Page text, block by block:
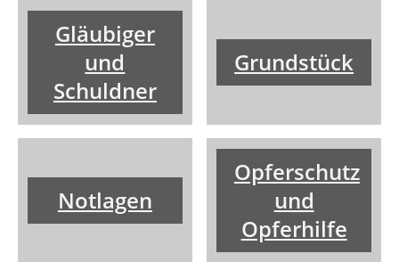
Gläubiger
und
Schuldner
Grundstück
Notlagen
Opferschutz
und
Opferhilfe